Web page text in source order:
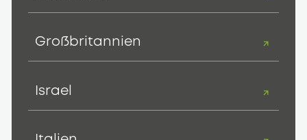
Großbritannien
Israel